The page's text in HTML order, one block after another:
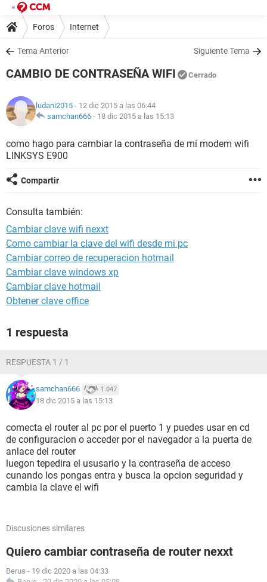
Foros Internet
Tema Anterior Siguiente Tema
CAMBIO DE CONTRASEÑA WIFI Cerrado
ludani2015 - 12 dic 2015 a las 06:44
samchan666 - 18 dic 2015 a las 15:13
como hago para cambiar la contraseña de mi modem wifi
LINKSYS E900
Compartir
Consulta también:
Cambiar clave wifi nexxt
Como cambiar la clave del wifi desde mi pc
Cambiar correo de recuperacion hotmail
Cambiar clave windows xp
Cambiar clave hotmail
Obtener clave office
1 respuesta
RESPUESTA 1 / 1
samchan666 1.047
18 dic 2015 a las 15:13
comecta el router al pc por el puerto 1 y puedes usar en cd
de configuracion o acceder por el navegador a la puerta de
anlace del router
luegon tepedira el ususario y la contraseña de acceso
cunando los pongas entra y busca la opcion seguridad y
cambia la clave el wifi
Discusiones similares
Quiero cambiar contraseña de router nexxt
Berus - 19 dic 2020 a las 04:33